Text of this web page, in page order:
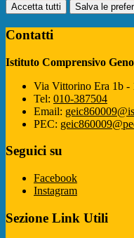
Accetta tutti Salva le
Contatti
Istituto Comprensivo
Via Vittorino Era 1b -
Tel: 010-387504
Email:
PEC:
Seguici su
Facebook
Instagram
Sezione Link Utili